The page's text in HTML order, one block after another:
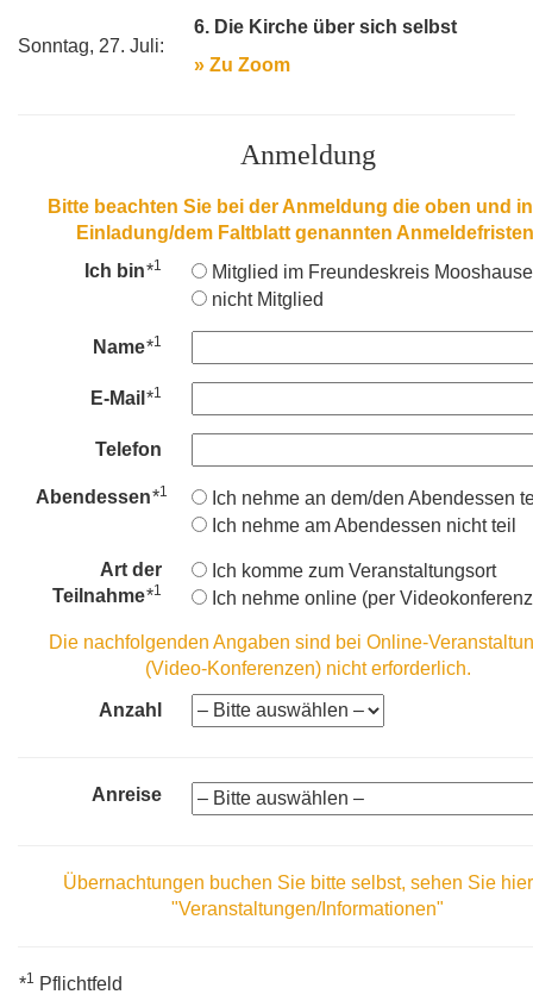
Sonntag, 27. Juli:
6. Die Kirche über sich selbst
» Zu Zoom
Anmeldung
Bitte beachten Sie bei der Anmeldung die oben und
Einladung/dem Faltblatt genannten
Ich bin*1
Mitglied im Freundeskreis
nicht Mitglied
Name*1
E-Mail *1
Telefon
Abendessen*1
Ich nehme an dem/den Abendessen
Ich nehme am Abendessen nicht teil
Art der
Teilnahme*1
Ich komme zum Veranstaltungsort
Ich nehme online (per
Die nachfolgenden Angaben sind bei Online-
(Video-Konferenzen) nicht erforderlich.
Anzahl
Anreise
Übernachtungen buchen Sie bitte selbst, sehen Sie
"Veranstaltungen/Informationen"
*1 Pflichtfeld